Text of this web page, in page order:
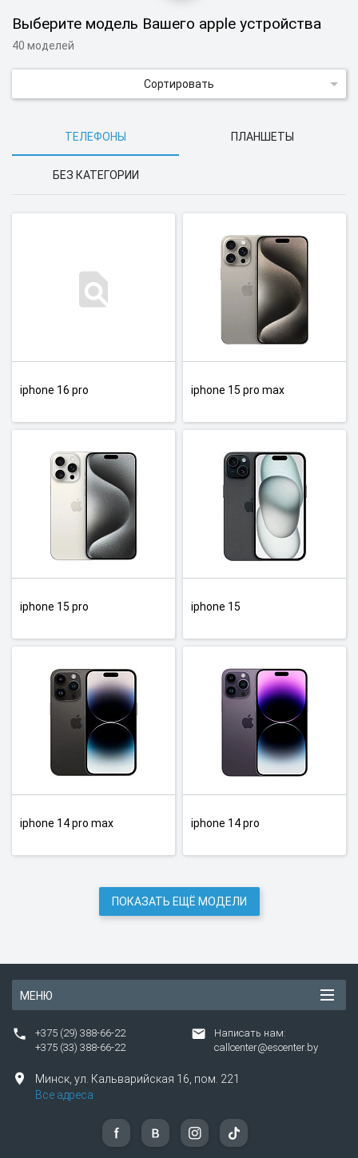
Выберите модель Вашего apple устройства
40 моделей
Сортировать
ТЕЛЕФОНЫ ПЛАНШЕТЫ
БЕЗ КАТЕГОРИИ
iphone 16 pro iphone 15 pro max
iphone 15 pro iphone 15
iphone 14 pro max iphone 14 pro
ПОКАЗАТЬ ЕЩЁ МОДЕЛИ
МЕНЮ
+375 (29) 388-66-22
+375 (33) 388-66-22
Написать нам:
callcenter@escenter.by
Минск, ул. Кальварийская 16, пом. 221
Все адреса